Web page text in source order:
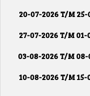
20-07-2026 T/M 25-
27-07-2026 T/M 01-
03-08-2026 T/M 08-
10-08-2026 T/M 15-